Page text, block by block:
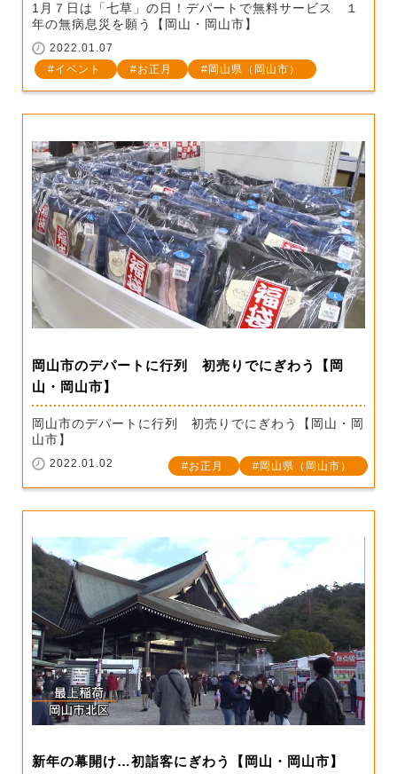
1月７日は「七草」の日！デパートで無料サービス １
年の無病息災を願う【岡山・岡山市】
2022.01.07
イベント
お正月 岡山県（岡山市）
岡山市のデパートに行列 初売りでにぎわう【岡
山・岡山市】
岡山市のデパートに行列 初売りでにぎわう【岡山・岡
山市】
2022.01.02 お正月 岡山県（岡山市）
新年の幕開け…初詣客にぎわう【岡山・岡山市】